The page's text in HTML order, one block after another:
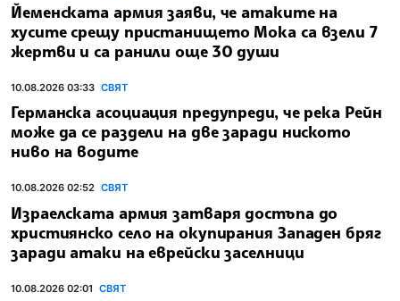
Йеменската армия заяви, че атаките на
хусите срещу пристанището Мока са взели 7
жертви и са ранили още 30 души
10.08.2026 03:33 СВЯТ
Германска асоциация предупреди, че река Рейн
може да се раздели на две заради ниското
ниво на водите
10.08.2026 02:52 СВЯТ
Израелската армия затваря достъпа до
християнско село на окупирания Западен бряг
заради атаки на еврейски заселници
10.08.2026 02:01 СВЯТ